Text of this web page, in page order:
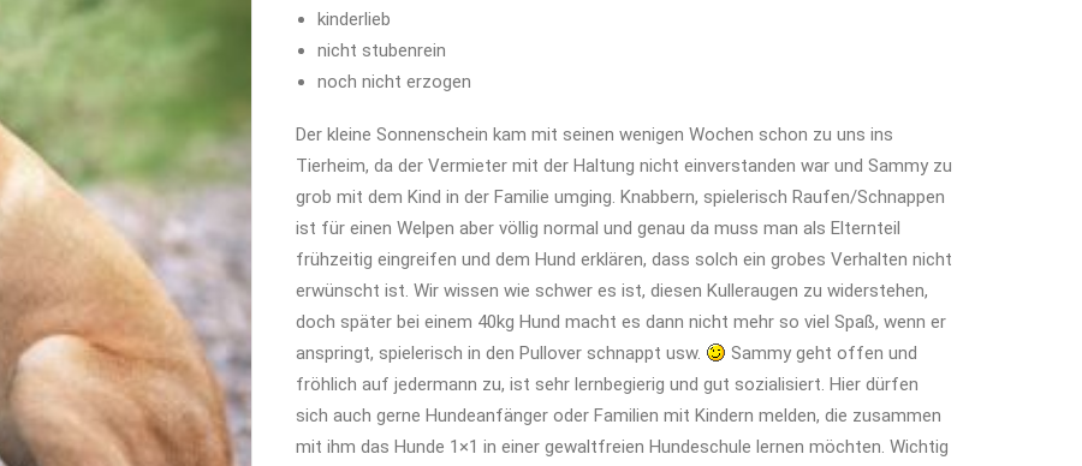
kinderlieb
nicht stubenrein
noch nicht erzogen
Der kleine Sonnenschein kam mit seinen wenigen Wochen schon zu uns ins
Tierheim, da der Vermieter mit der Haltung nicht einverstanden war und Sammy zu
grob mit dem Kind in der Familie umging. Knabbern, spielerisch Raufen/Schnappen
ist für einen Welpen aber völlig normal und genau da muss man als Elternteil
frühzeitig eingreifen und dem Hund erklären, dass solch ein grobes Verhalten nicht
erwünscht ist. Wir wissen wie schwer es ist, diesen Kulleraugen zu widerstehen,
doch später bei einem 40kg Hund macht es dann nicht mehr so viel Spaß, wenn er
anspringt, spielerisch in den Pullover schnappt usw.
Sammy geht offen und
fröhlich auf jedermann zu, ist sehr lernbegierig und gut sozialisiert. Hier dürfen
sich auch gerne Hundeanfänger oder Familien mit Kindern melden, die zusammen
mit ihm das Hunde 1×1 in einer gewaltfreien Hundeschule lernen möchten. Wichtig